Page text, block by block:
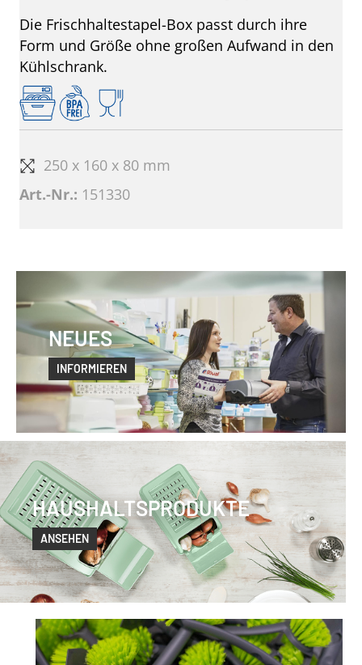
Die Frischhaltestapel-Box passt durch ihre
Form und Größe ohne großen Aufwand in den
Kühlschrank.
250 x 160 x 80 mm
Art.-Nr.: 151330
NEUES
INFORMIEREN
HAUSHALTSPRODUKTE
ANSEHEN